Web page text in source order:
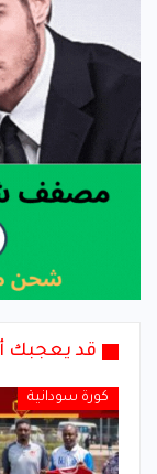
قد يعجبك
كورة سودانية